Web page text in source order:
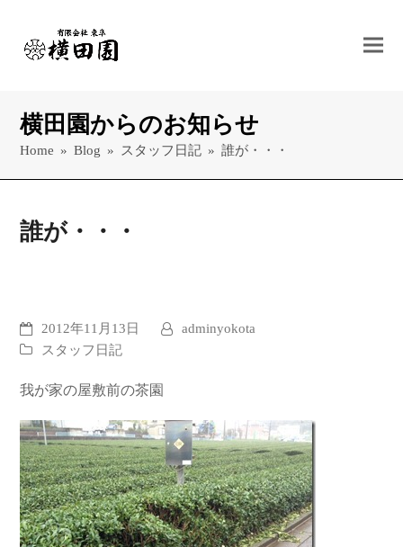
横田園からのお知らせ
Home » Blog » スタッフ日記 » 誰が・・・
誰が・・・
2012年11月13日
adminyokota
スタッフ日記
我が家の屋敷前の茶園